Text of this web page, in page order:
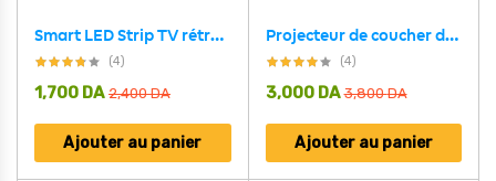
Smart LED Strip TV rétroéclairage 5M RGB Android/iOS
(4)
2,400DA
1,700 DA
Ajouter au panier
Projecteur de coucher de soleil rotatif à 180 ° USB décoration murale
(4)
3,800DA
3,000 DA
Ajouter au panier